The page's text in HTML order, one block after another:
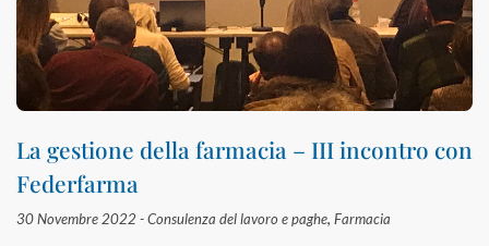
La gestione della farmacia – III incontro con
Federfarma
30 Novembre 2022 -Consulenza del lavoro e paghe, Farmacia